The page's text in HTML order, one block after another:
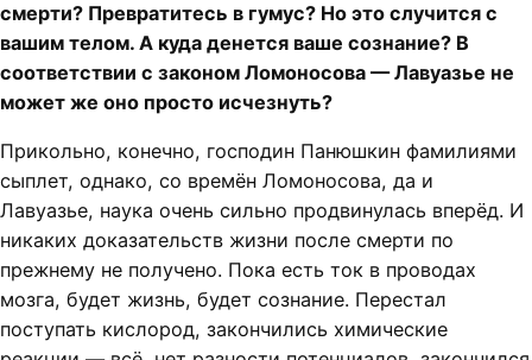
смерти? Превратитесь в гумус? Но это случится с
вашим телом. А куда денется ваше сознание? В
соответствии с законом Ломоносова — Лавуазье не
может же оно просто исчезнуть?
Прикольно, конечно, господин Панюшкин фамилиями
сыплет, однако, со времён Ломоносова, да и
Лавуазье, наука очень сильно продвинулась вперёд. И
никаких доказательств жизни после смерти по
прежнему не получено. Пока есть ток в проводах
мозга, будет жизнь, будет сознание. Перестал
поступать кислород, закончились химические